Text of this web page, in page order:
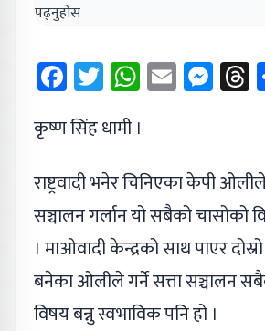
Facebook
TwitterEmail
कृष्ण सिंह धामी ।
राष्ट्रवादी भनेर चिनिएका केपी
सञ्चालन गर्लान यो सबैको चासोको
। माओवादी केन्द्रको साथ पाएर
बनेका ओलीले गर्ने सत्ता सञ्चालन
विषय बन्नु स्वभाविक पनि हो ।